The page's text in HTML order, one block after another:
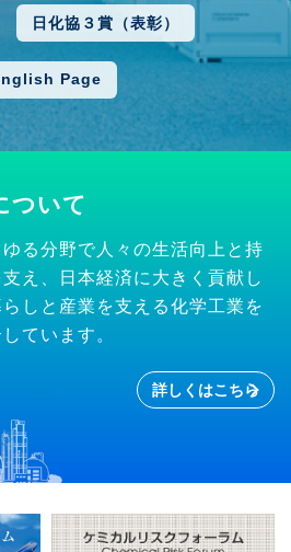
日化協３賞（表彰）
Page
ついて
る分野で人々の生活向上と持
え、日本経済に大きく貢献し
しと産業を支える化学工業を
ています。
詳しくはこちら